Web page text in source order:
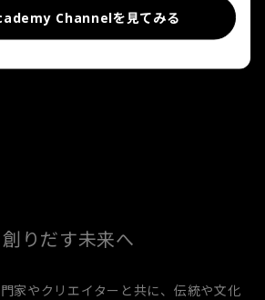
多くの方々の新しい「気づき」や「イ
喚起するプロジェクトとなることです。
りだす未来へ
家やクリエイターと共に、伝統や文化
Channelを見てみる